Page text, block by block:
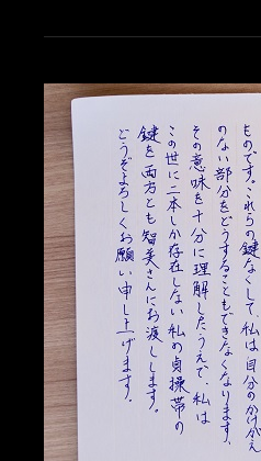
理
開
（５
日
目
経
過）